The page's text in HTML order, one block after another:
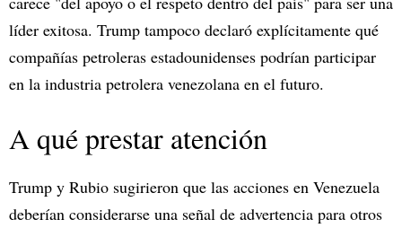
líder exitosa. Trump tampoco declaró explícitamente qué
compañías petroleras estadounidenses podrían participar
en la industria petrolera venezolana en el futuro.
A qué prestar atención
Trump y Rubio sugirieron que las acciones en Venezuela
deberían considerarse una señal de advertencia para otros